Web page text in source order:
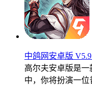
中鸽网安卓版
高尔夫安卓版是
中，你将扮演一